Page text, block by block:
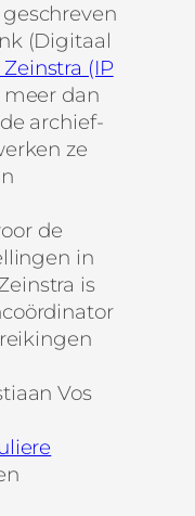
(Digitaal
(IP
meer dan
archief-
ze
de
in
is
Vos